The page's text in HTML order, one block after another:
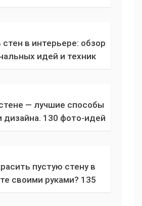
в интерьере: обзор
идей и техник
— лучшие способы
дизайна. 130 фото-идей
оформления ниши
в душе и на кухне
пустую стену в
своими руками? 135